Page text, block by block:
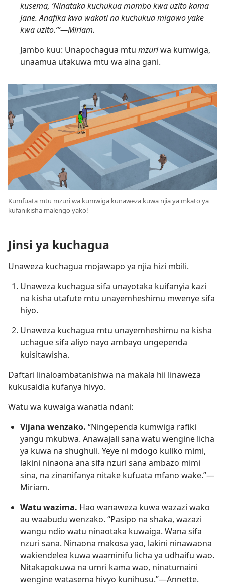
kusema, ‘Ninataka kuchukua mambo kwa uzito kama
Jane. Anafika kwa wakati na kuchukua migawo yake
kwa uzito.’”​—Miriam.
Jambo kuu: Unapochagua mtu mzuriwa kumwiga,
unaamua utakuwa mtu wa aina gani.
Kumfuata mtu mzuri wa kumwiga kunaweza kuwa njia ya mkato ya
kufanikisha malengo yako!
Jinsi ya kuchagua
Unaweza kuchagua mojawapo ya njia hizi mbili.
Unaweza kuchagua sifa unayotaka kuifanyia kazi
na kisha utafute mtu unayemheshimu mwenye sifa
hiyo.
Unaweza kuchagua mtu unayemheshimu na kisha
uchague sifa aliyo nayo ambayo ungependa
kuisitawisha.
Daftari linaloambatanishwa na makala hii linaweza
kukusaidia kufanya hivyo.
Watu wa kuwaiga wanatia ndani:
Vijana wenzako. “Ningependa kumwiga rafiki
yangu mkubwa. Anawajali sana watu wengine licha
ya kuwa na shughuli. Yeye ni mdogo kuliko mimi,
lakini ninaona ana sifa nzuri sana ambazo mimi
sina, na zinanifanya nitake kufuata mfano wake.”​—
Miriam.
Watu wazima. Hao wanaweza kuwa wazazi wako
au waabudu wenzako. “Pasipo na shaka, wazazi
wangu ndio watu ninaotaka kuwaiga. Wana sifa
nzuri sana. Ninaona makosa yao, lakini ninawaona
wakiendelea kuwa waaminifu licha ya udhaifu wao.
Nitakapokuwa na umri kama wao, ninatumaini
wengine watasema hivyo kunihusu.”​—Annette.